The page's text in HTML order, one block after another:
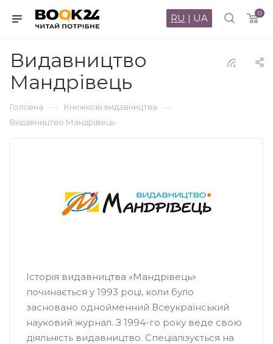
0
RU | UA
Видавництво
Мандрівець
Головна — Книжкові видавництва —
Видавництво Мандрівець
Історія видавництва «Мандрівець»
починається у 1993 році, коли було
засновано однойменний Всеукраїнський
науковий журнал. З 1994-го року веде свою
діяльність видавництво. Спеціалізується на